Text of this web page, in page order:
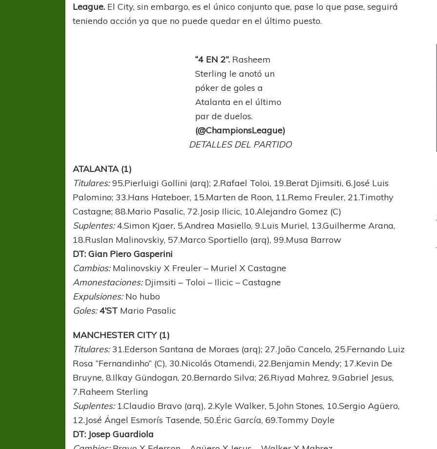
League. El City, sin embargo, es el único conjunto que, pase lo que pase, seguirá
teniendo acción ya que no puede quedar en el último puesto.
“4 EN 2”. Rasheem
Sterling le anotó un
póker de goles a
Atalanta en el último
par de duelos.
(@ChampionsLeague)
DETALLES DEL PARTIDO
ATALANTA (1)
Titulares:95.Pierluigi Gollini (arq); 2.Rafael Toloi, 19.Berat Djimsiti, 6.José Luis
Palomino; 33.Hans Hateboer, 15.Marten de Roon, 11.Remo Freuler, 21.Timothy
Castagne; 88.Mario Pasalic, 72.Josip Ilicic, 10.Alejandro Gomez (C)
Suplentes:4.Simon Kjaer, 5.Andrea Masiello, 9.Luis Muriel, 13.Guilherme Arana,
18.Ruslan Malinovskiy, 57.Marco Sportiello (arq), 99.Musa Barrow
DT: Gian Piero Gasperini
Cambios:Malinovskiy X Freuler – Muriel X Castagne
Amonestaciones: Djimsiti – Toloi – Ilicic – Castagne
Expulsiones:No hubo
Goles: 4’ST Mario Pasalic
MANCHESTER CITY (1)
Titulares:31.Ederson Santana de Moraes (arq); 27.João Cancelo, 25.Fernando Luiz
Rosa “Fernandinho” (C), 30.Nicolás Otamendi, 22.Benjamin Mendy; 17.Kevin De
Bruyne, 8.Ilkay Gündogan, 20.Bernardo Silva; 26.Riyad Mahrez, 9.Gabriel Jesus,
7.Raheem Sterling
Suplentes:1.Claudio Bravo (arq), 2.Kyle Walker, 5.John Stones, 10.Sergio Agüero,
12.José Ángel Esmorís Tasende, 50.Éric García, 69.Tommy Doyle
DT: Josep Guardiola
Korn
Federal